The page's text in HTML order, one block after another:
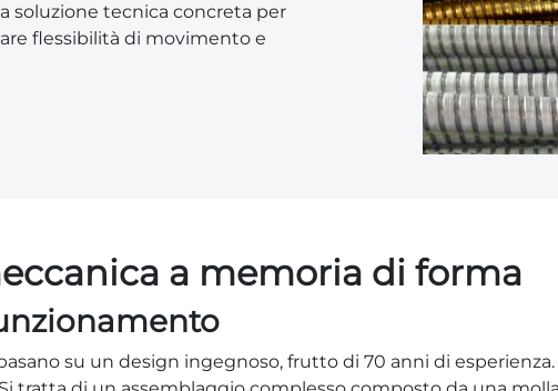
soluzione tecnica concreta per
flessibilità di movimento e
a memoria di forma
su un design ingegnoso, frutto di 70 anni di esperienza.